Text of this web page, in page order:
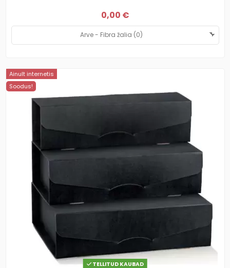
0,00 €
Ainult internetis
Soodus!
TELLITUD KAUBAD